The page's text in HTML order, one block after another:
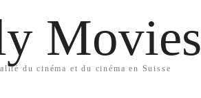
Movies
du cinéma et du cinéma en Suisse